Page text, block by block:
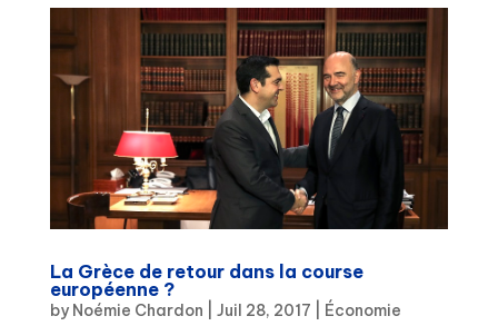
La Grèce de retour dans la course
européenne ?
by Noémie Chardon Juil 28, 2017 Économie